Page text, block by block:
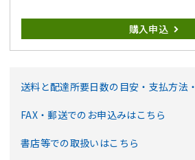
購入申込
送料と配達所要日数の目安・支払方法
FAX・郵送でのお申込みはこちら
書店等での取扱いはこちら